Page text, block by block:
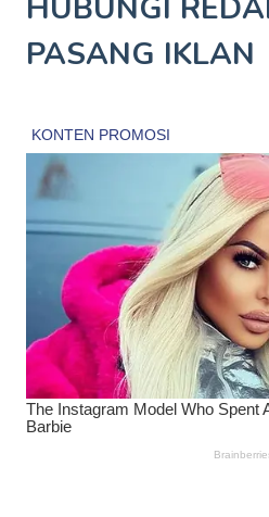
HUBUNGI
PASANG IKLAN